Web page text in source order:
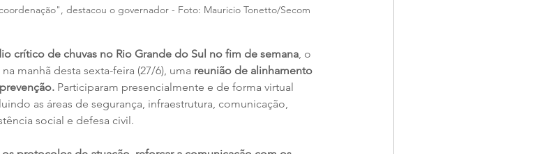
destacou o governador - Foto: Mauricio Tonetto/Secom
crítico de chuvas no Rio Grande do Sul no fim de semana , o
manhã desta sexta-feira (27/6), uma reunião de alinhamento
Participaram presencialmente e de forma virtual
as áreas de segurança, infraestrutura, comunicação,
social e defesa civil.